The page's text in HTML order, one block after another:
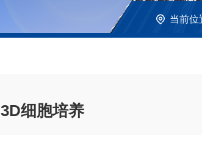
当前位
3D细胞培养